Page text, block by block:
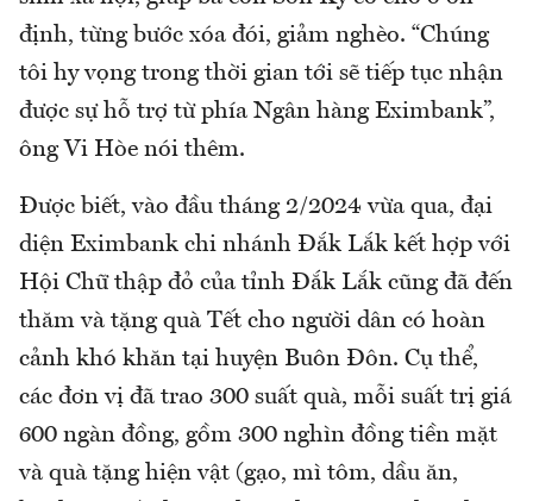
định, từng bước xóa đói, giảm nghèo. “Chúng
tôi hy vọng trong thời gian tới sẽ tiếp tục nhận
được sự hỗ trợ từ phía Ngân hàng Eximbank”,
ông Vi Hòe nói thêm.
Được biết, vào đầu tháng 2/2024 vừa qua, đại
diện Eximbank chi nhánh Đắk Lắk kết hợp với
Hội Chữ thập đỏ của tỉnh Đắk Lắk cũng đã đến
thăm và tặng quà Tết cho người dân có hoàn
cảnh khó khăn tại huyện Buôn Đôn. Cụ thể,
các đơn vị đã trao 300 suất quà, mỗi suất trị giá
600 ngàn đồng, gồm 300 nghìn đồng tiền mặt
và quà tặng hiện vật (gạo, mì tôm, dầu ăn,